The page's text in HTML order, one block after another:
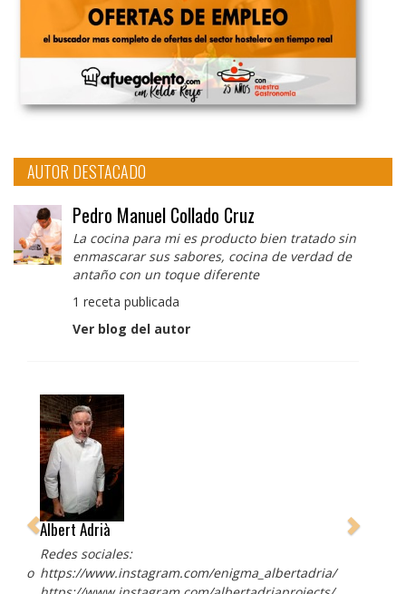
AUTOR DESTACADO
Pedro Manuel Collado Cruz
La cocina para mi es producto bien tratado sin
enmascarar sus sabores, cocina de verdad de
antaño con un toque diferente
1 receta publicada
Ver blog del autor
Albert Adrià
Redes sociales:
https://www.instagram.com/enigma_albertadria/